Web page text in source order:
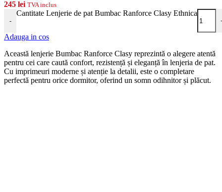
245 lei TVA inclus
-
Cantitate Lenjerie de pat Bumbac Ranforce Clasy Ethnica
Adauga in cos
Această lenjerie Bumbac Ranforce Clasy reprezintă o alegere atentă
pentru cei care caută confort, rezistență și eleganță în lenjeria de pat.
Cu imprimeuri moderne și atenție la detalii, este o completare
perfectă pentru orice dormitor, oferind un somn odihnitor și plăcut.